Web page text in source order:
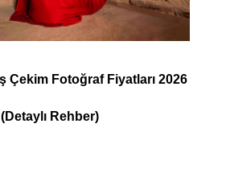
Çekim Fotoğraf Fiyatları 2026
(Detaylı Rehber)